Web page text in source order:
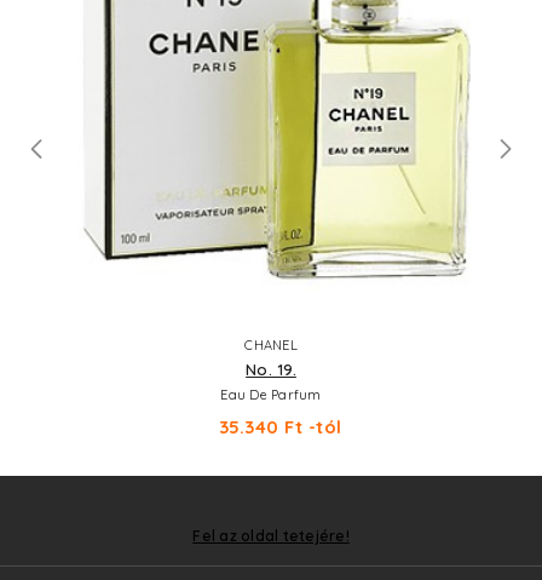
CHANEL
No. 19.
Eau De Parfum
35.340 Ft -tól
Fel az oldal tetejére!